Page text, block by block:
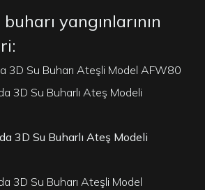
yangınlarının
3D Su Buharı Ateşli Model AFW80
3D Su Buharlı Ateş Modeli
3D Su Buharlı Ateş Modeli
3D Su Buharı Ateşli Model